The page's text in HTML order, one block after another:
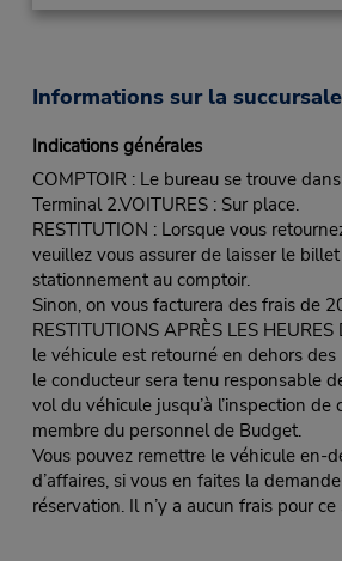
Informations sur la succursale
Indications générales
COMPTOIR : Le bureau se trouve
Terminal 2.VOITURES : Sur place.
RESTITUTION : Lorsque vous
veuillez vous assurer de laisser le billet
stationnement au comptoir.
Sinon, on vous facturera des frais de
RESTITUTIONS APRÈS LES HEURES
le véhicule est retourné en dehors des
le conducteur sera tenu responsable
vol du véhicule jusqu’à l’inspection de
membre du personnel de Budget.
Vous pouvez remettre le véhicule en-
d’affaires, si vous en faites la
réservation. Il n’y a aucun frais pour ce